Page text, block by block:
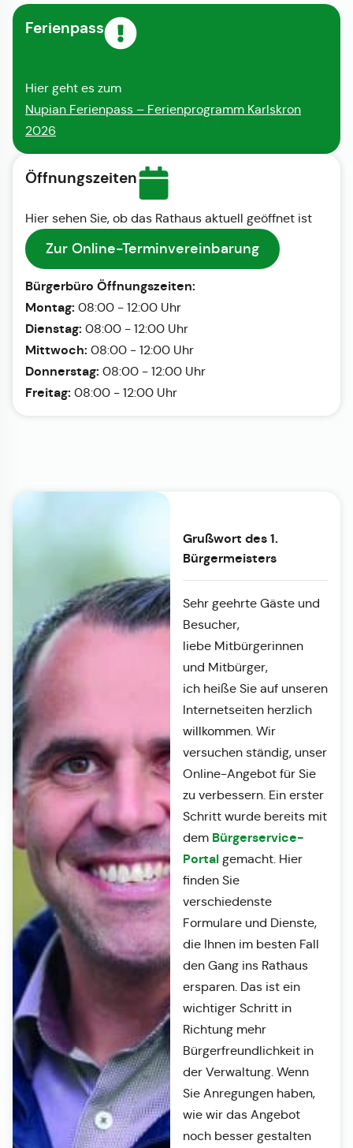
Ferienpass
Hier geht es zum
Nupian Ferienpass – Ferienprogramm Karlskron
2026
Öffnungszeiten
Hier sehen Sie, ob das Rathaus aktuell geöffnet ist
Zur Online-Terminvereinbarung
Bürgerbüro Öffnungszeiten:
Montag: 08:00 - 12:00 Uhr
Dienstag: 08:00 - 12:00 Uhr
Mittwoch: 08:00 - 12:00 Uhr
Donnerstag: 08:00 - 12:00 Uhr
Freitag: 08:00 - 12:00 Uhr
Grußwort des 1.
Bürgermeisters
Sehr geehrte Gäste und
Besucher,
liebe Mitbürgerinnen
und Mitbürger,
ich heiße Sie auf unseren
Internetseiten herzlich
willkommen. Wir
versuchen ständig, unser
Online-Angebot für Sie
zu verbessern. Ein erster
Schritt wurde bereits mit
dem Bürgerservice-
Portalgemacht. Hier
finden Sie
verschiedenste
Formulare und Dienste,
die Ihnen im besten Fall
den Gang ins Rathaus
ersparen. Das ist ein
wichtiger Schritt in
Richtung mehr
Bürgerfreundlichkeit in
der Verwaltung. Wenn
Sie Anregungen haben,
wie wir das Angebot
noch besser gestalten